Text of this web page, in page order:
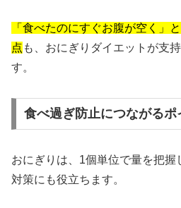
「食べたのにすぐお腹が空く」
点 も、おにぎりダイエットが支
す。
食べ過ぎ防止につながるポ
おにぎりは、1個単位で量を把
対策にも役立ちます。